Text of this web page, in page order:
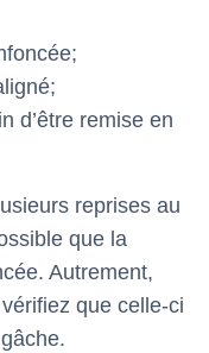
d’être remise en
reprises au
que la
Autrement,
que celle-ci